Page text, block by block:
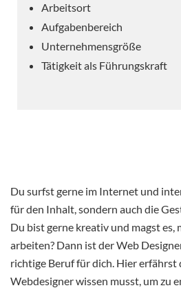
Arbeitsort
Aufgabenbereich
Unternehmensgröße
Tätigkeit als Führungskraft
Du surfst gerne im Internet und
für den Inhalt, sondern auch die
Du bist gerne kreativ und magst es,
arbeiten? Dann ist der Web
richtige Beruf für dich. Hier erfährst
Webdesigner wissen musst, um zu